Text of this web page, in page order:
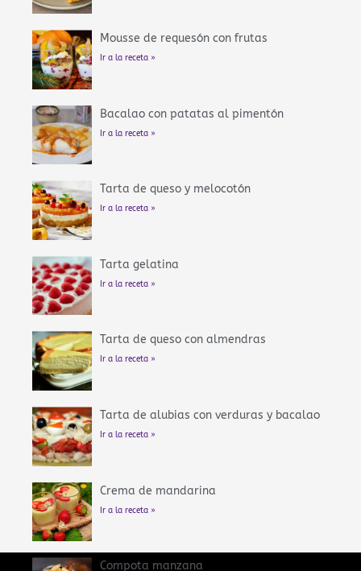
Mousse de requesón con frutas
Ir a la receta »
Bacalao con patatas al pimentón
Ir a la receta »
Tarta de queso y melocotón
Ir a la receta »
Tarta gelatina
Ir a la receta »
Tarta de queso con almendras
Ir a la receta »
Tarta de alubias con verduras y bacalao
Ir a la receta »
Crema de mandarina
Ir a la receta »
Compota manzana